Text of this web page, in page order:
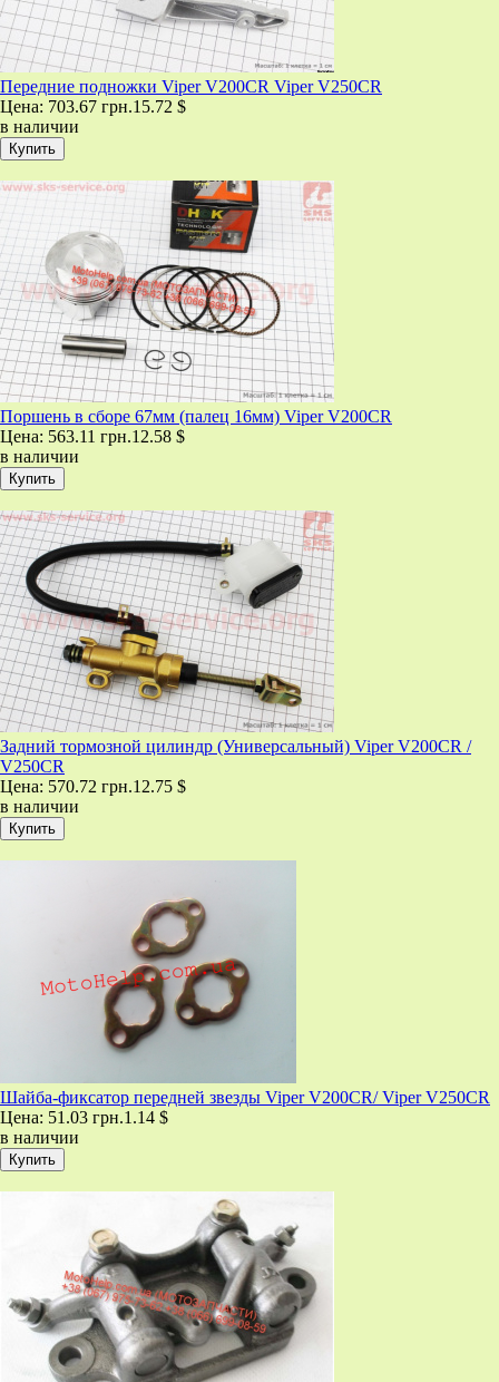
Передние подножки Viper V200CR Viper V250CR
Цена: 703.67 грн.15.72 $
в наличии
Поршень в сборе 67мм (палец 16мм) Viper V200CR
Цена: 563.11 грн.12.58 $
в наличии
Задний тормозной цилиндр (Универсальный) Viper V200CR /
V250CR
Цена: 570.72 грн.12.75 $
в наличии
Шайба-фиксатор передней звезды Viper V200CR/ Viper V250CR
Цена: 51.03 грн.1.14 $
в наличии